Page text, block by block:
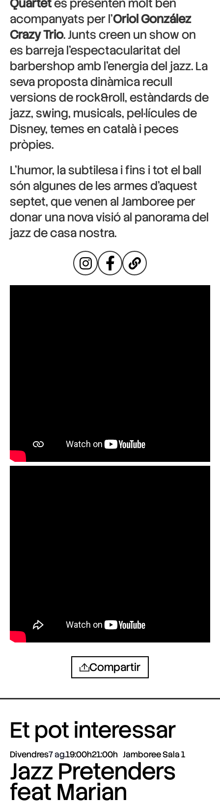
Quartetes presenten molt ben
acompanyats per l’Oriol González
Crazy Trio. Junts creen un show on
es barreja l’espectacularitat del
barbershop amb l’energia del jazz. La
seva proposta dinàmica recull
versions de rock&roll, estàndards de
jazz, swing, musicals, pel·lícules de
Disney, temes en català i peces
pròpies.
L’humor, la subtilesa i fins i tot el ball
són algunes de les armes d’aquest
septet, que venen al Jamboree per
donar una nova visió al panorama del
jazz de casa nostra.
Compartir
Et pot interessar
Divendres7 ag.19:00h21:00h Jamboree Sala 1
Jazz Pretenders
feat Marian